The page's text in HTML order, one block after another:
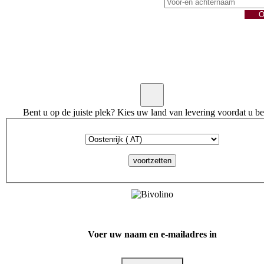
Bent u op de juiste plek? Kies uw land van levering voordat u
voortzetten
Voer uw naam en e-mailadres in